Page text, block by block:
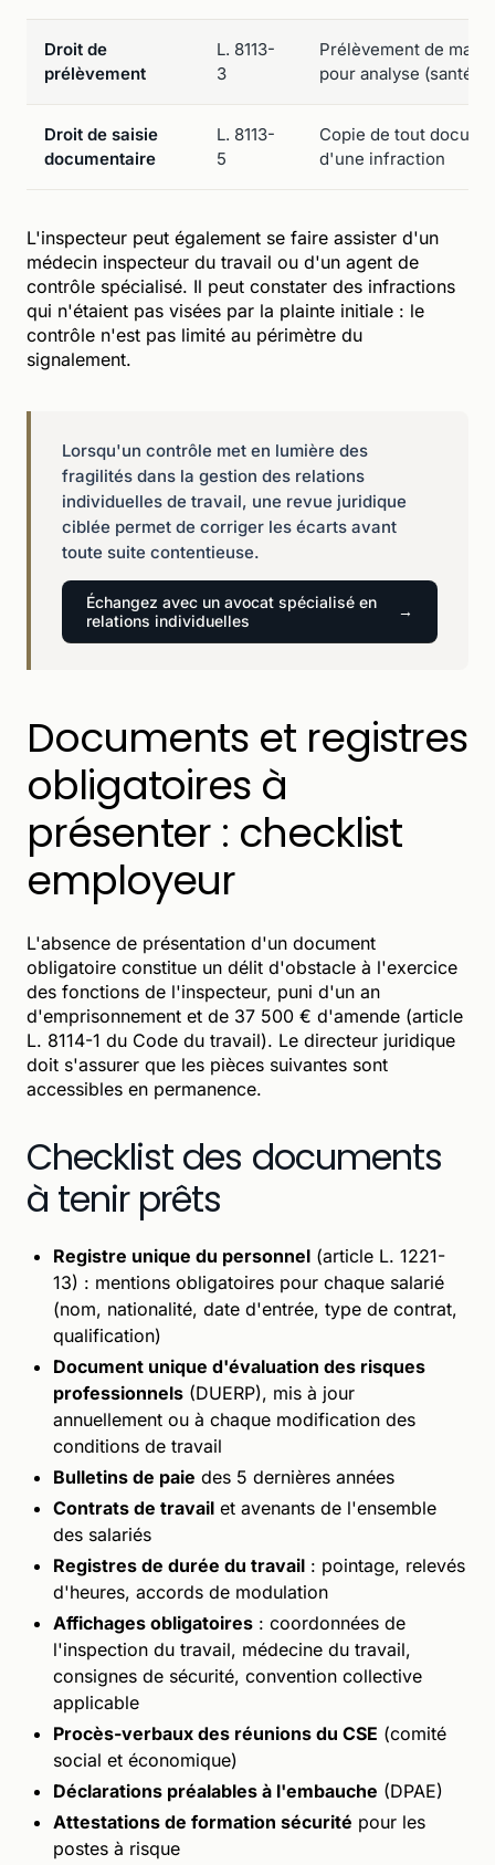
Droit de
prélèvement
L. 8113-
3
Prélèvement de
pour analyse (santé/
Droit de saisie
documentaire
L. 8113-
5
Copie de tout
d'une infraction
L'inspecteur peut également se faire assister d'un
médecin inspecteur du travail ou d'un agent de
contrôle spécialisé. Il peut constater des infractions
qui n'étaient pas visées par la plainte initiale : le
contrôle n'est pas limité au périmètre du
signalement.
Lorsqu'un contrôle met en lumière des
fragilités dans la gestion des relations
individuelles de travail, une revue juridique
ciblée permet de corriger les écarts avant
toute suite contentieuse.
Échangez avec un avocat spécialisé en
relations individuelles
Documents et registres
obligatoires à
présenter : checklist
employeur
L'absence de présentation d'un document
obligatoire constitue un délit d'obstacle à l'exercice
des fonctions de l'inspecteur, puni d'un an
d'emprisonnement et de 37 500 € d'amende (article
L. 8114-1 du Code du travail). Le directeur juridique
doit s'assurer que les pièces suivantes sont
accessibles en permanence.
Checklist des documents
à tenir prêts
Registre unique du personnel (article L. 1221-
13) : mentions obligatoires pour chaque salarié
(nom, nationalité, date d'entrée, type de contrat,
qualification)
Document unique d'évaluation des risques
professionnels (DUERP), mis à jour
annuellement ou à chaque modification des
conditions de travail
Bulletins de paie des 5 dernières années
Contrats de travail et avenants de l'ensemble
des salariés
Registres de durée du travail : pointage, relevés
d'heures, accords de modulation
Affichages obligatoires : coordonnées de
l'inspection du travail, médecine du travail,
consignes de sécurité, convention collective
applicable
Procès-verbaux des réunions du CSE (comité
social et économique)
Déclarations préalables à l'embauche (DPAE)
Attestations de formation sécurité pour les
postes à risque